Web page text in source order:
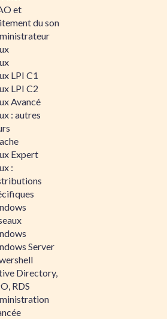
et
du son
LPI C1
LPI C2
Avancé
: autres
Expert
:
Server
Directory,
RDS